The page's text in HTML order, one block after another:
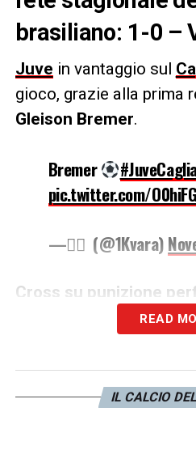
brasiliano: 1-0 –
Juve in vantaggio sul
gioco, grazie alla prima
Gleison Bremer.
Bremer
pic.twitter.com/
— ًً (@1Kvara)
Cross su punizione
che mette sulla testa
spalle di Scuffet.
READ
IL CALCIO